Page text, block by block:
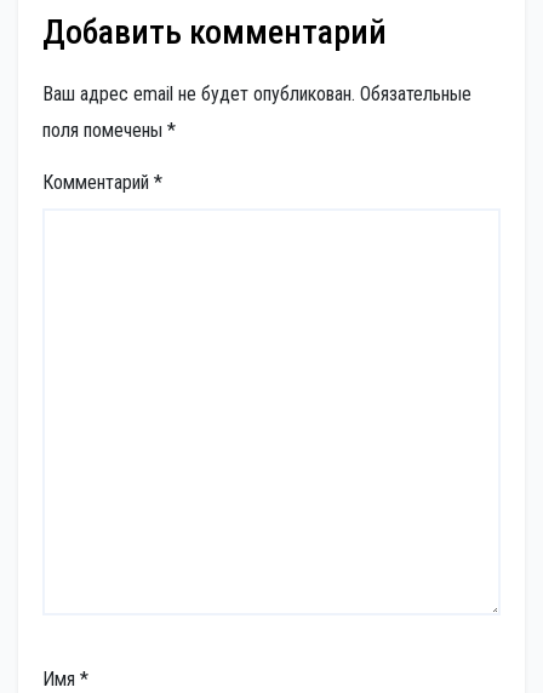
Добавить комментарий
Ваш адрес email не будет опубликован. Обязательные
поля помечены *
Комментарий *
Имя *